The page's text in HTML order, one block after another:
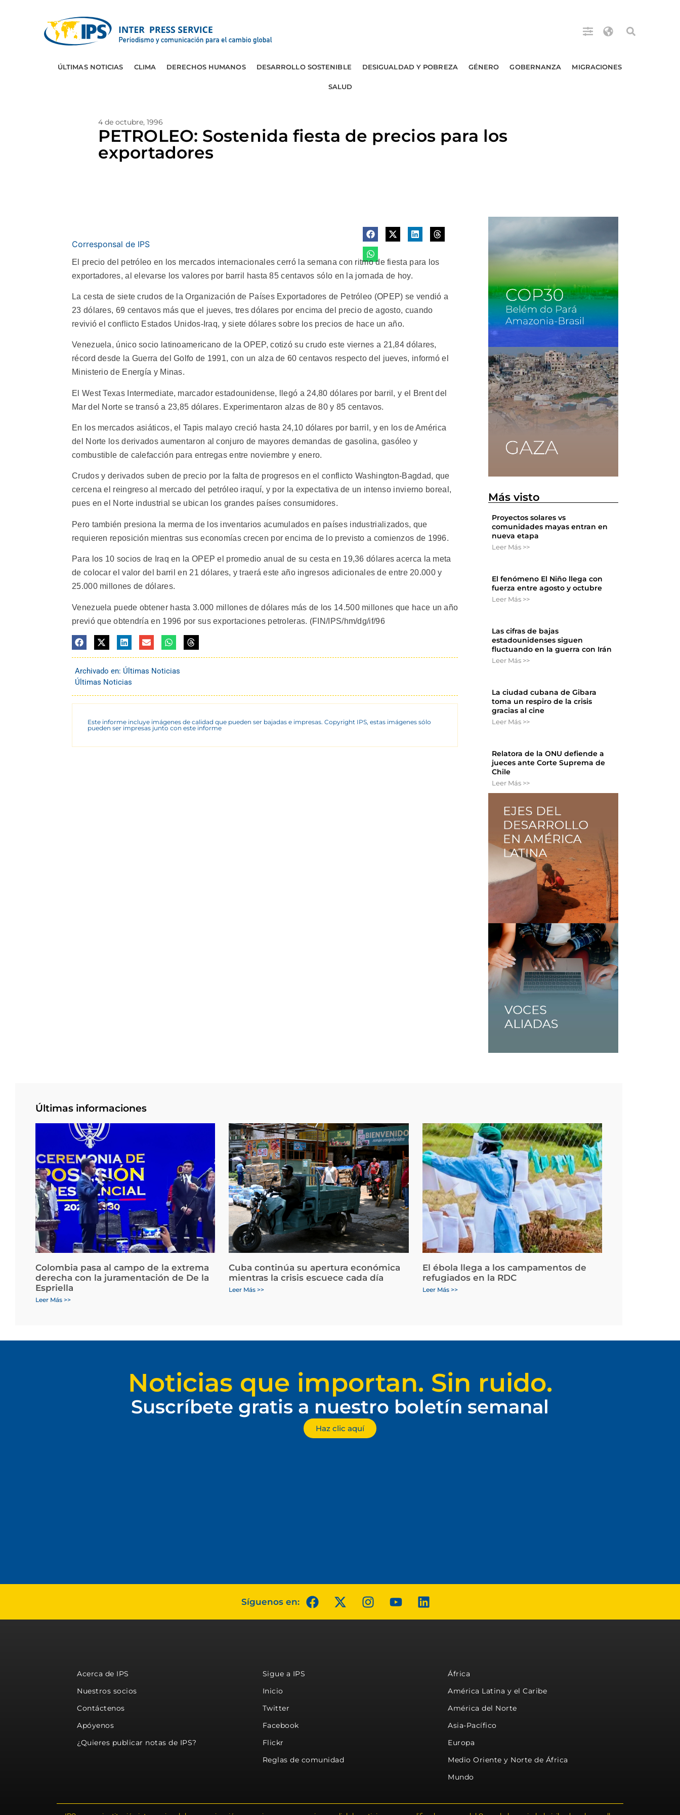
ÚLTIMAS NOTICIAS CLIMA DERECHOS HUMANOS DESARROLLO SOSTENIBLE DESIGUALDAD Y POBREZA GÉNERO GOBERNANZA MIGRACIONES
SALUD
4 de octubre, 1996
PETROLEO: Sostenida fiesta de precios para los
exportadores
Corresponsal de IPS
El precio del petróleo en los mercados internacionales cerró la semana con ritmo de fiesta para los
exportadores, al elevarse los valores por barril hasta 85 centavos sólo en la jornada de hoy.
La cesta de siete crudos de la Organización de Países Exportadores de Petróleo (OPEP) se vendió a
23 dólares, 69 centavos más que el jueves, tres dólares por encima del precio de agosto, cuando
revivió el conflicto Estados Unidos-Iraq, y siete dólares sobre los precios de hace un año.
Venezuela, único socio latinoamericano de la OPEP, cotizó su crudo este viernes a 21,84 dólares,
récord desde la Guerra del Golfo de 1991, con un alza de 60 centavos respecto del jueves, informó el
Ministerio de Energía y Minas.
El West Texas Intermediate, marcador estadounidense, llegó a 24,80 dólares por barril, y el Brent del
Mar del Norte se transó a 23,85 dólares. Experimentaron alzas de 80 y 85 centavos.
En los mercados asiáticos, el Tapis malayo creció hasta 24,10 dólares por barril, y en los de América
del Norte los derivados aumentaron al conjuro de mayores demandas de gasolina, gasóleo y
combustible de calefacción para entregas entre noviembre y enero.
Crudos y derivados suben de precio por la falta de progresos en el conflicto Washington-Bagdad, que
cercena el reingreso al mercado del petróleo iraquí, y por la expectativa de un intenso invierno boreal,
pues en el Norte industrial se ubican los grandes países consumidores.
Pero también presiona la merma de los inventarios acumulados en países industrializados, que
requieren reposición mientras sus economías crecen por encima de lo previsto a comienzos de 1996.
Para los 10 socios de Iraq en la OPEP el promedio anual de su cesta en 19,36 dólares acerca la meta
de colocar el valor del barril en 21 dólares, y traerá este año ingresos adicionales de entre 20.000 y
25.000 millones de dólares.
Venezuela puede obtener hasta 3.000 millones de dólares más de los 14.500 millones que hace un año
previó que obtendría en 1996 por sus exportaciones petroleras. (FIN/IPS/hm/dg/if/96
Archivado en: Últimas Noticias
Últimas Noticias
Este informe incluye imágenes de calidad que pueden ser bajadas e impresas. Copyright IPS, estas imágenes sólo
pueden ser impresas junto con este informe
Más visto
Proyectos solares vs
comunidades mayas entran en
nueva etapa
Leer Más >>
El fenómeno El Niño llega con
fuerza entre agosto y octubre
Leer Más >>
Las cifras de bajas
estadounidenses siguen
fluctuando en la guerra con Irán
Leer Más >>
La ciudad cubana de Gibara
toma un respiro de la crisis
gracias al cine
Leer Más >>
Relatora de la ONU defiende a
jueces ante Corte Suprema de
Chile
Leer Más >>
Últimas informaciones
Colombia pasa al campo de la extrema
derecha con la juramentación de De la
Espriella
Leer Más >>
Cuba continúa su apertura económica
mientras la crisis escuece cada día
Leer Más >>
El ébola llega a los campamentos de
refugiados en la RDC
Leer Más >>
Noticias que importan. Sin ruido.
Suscríbete gratis a nuestro boletín semanal
Haz clic aquí
Síguenos en:
Acerca de IPS
Nuestros socios
Contáctenos
Apóyenos
¿Quieres publicar notas de IPS?
Sigue a IPS
Inicio
Twitter
Facebook
Flickr
Reglas de comunidad
África
América Latina y el Caribe
América del Norte
Asia-Pacífico
Europa
Medio Oriente y Norte de África
Mundo